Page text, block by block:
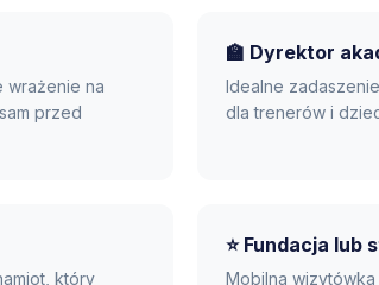
wrażenie na
przed
🏫 Dyrektor
Idealne
dla trenerów i
który
⭐ Fundacja lub
Mobilna